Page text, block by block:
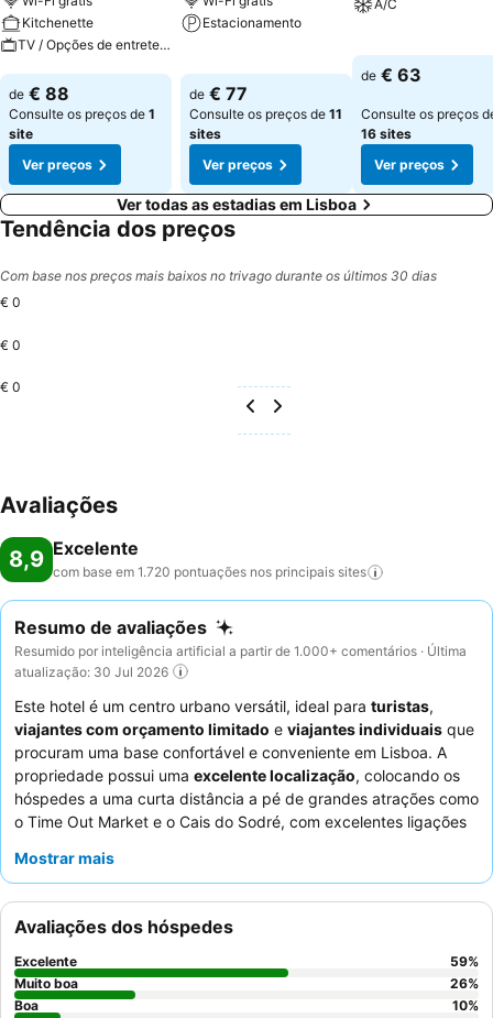
Kitchenette
TV / Opções de entretenimento
Ver preços
de € 88
Consulte os preços de 1
site
Ver preços
Estacionamento
de € 77
Consulte os preços de 11
sites
Ver preços
A/C
de € 63
Consulte os preços
16 sites
Ver preços
Ver todas as estadias em Lisboa
Tendência dos preços
Com base nos preços mais baixos no trivago durante os últimos 30 dias
€ 0
€ 0
€ 0
Avaliações
8,9 Excelente
com base em 1.720 pontuações nos principais sites
Resumo de avaliações
Resumido por inteligência artificial a partir de 1.000+ comentários · Última
atualização: 30 Jul 2026
Este hotel é um centro urbano versátil, ideal para turistas,
viajantes com orçamento limitado e viajantes individuais que
procuram uma base confortável e conveniente em Lisboa. A
propriedade possui uma excelente localização, colocando os
hóspedes a uma curta distância a pé de grandes atrações como
o Time Out Market e o Cais do Sodré, com excelentes ligações
comum bem equipada e um elevador melhoram a experiência
independentes. Os hóspedes elogiam consistentemente os
funcionários atenciosos e prestativos
matinal gratuita de pastelaria, sumo e café. Para uma estadia
mais tranquila, considere pedir um quarto virado para o lado
oposto da rua, pois alguns quartos podem ter ruído devido às
Mostrar mais
Avaliações dos hóspedes
Excelente 59%
Muito boa
26%
Boa
10%